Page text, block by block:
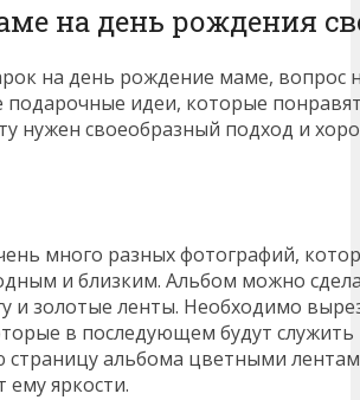
на день рождения
на день рождение маме,
подарочные идеи, которые
нужен своеобразный подход и
много разных фотографий,
и близким. Альбом можно
и золотые ленты. Необходимо
в последующем будут
страницу альбома цветными
ему яркости.